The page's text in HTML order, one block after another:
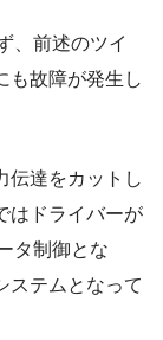
、前述のツイ
も故障が発生し
伝達をカットし
はドライバーが
タ制御とな
ステムとなって